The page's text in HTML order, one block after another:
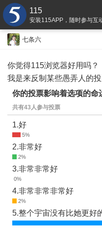
115
安装115APP，随时参与互
七条六
你觉得115浏览器好用吗？
我是来反制某些愚弄人的
你的投票影响着选项的命
共有43人参与投票
1.好
2.非常好
3.非常非常好
4.非常非常非常好
5.整个宇宙没有比她更好